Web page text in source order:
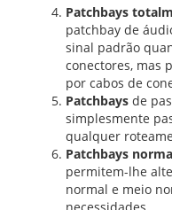
Patchbays
patchbay de
sinal padrão
conectores, mas
por cabos de
Patchbaysde
simplesmente
qualquer
Patchbays
permitem-lhe
normal e meio